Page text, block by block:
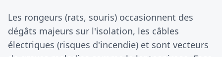
Les rongeurs (rats, souris) occasionnent des
dégâts majeurs sur l'isolation, les câbles
électriques (risques d'incendie) et sont vecteurs